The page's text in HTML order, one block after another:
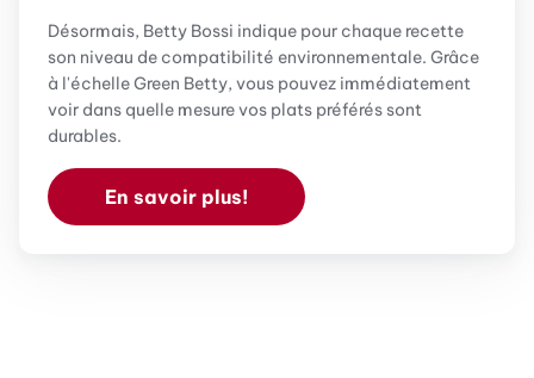
Désormais, Betty Bossi indique pour chaque recette
son niveau de compatibilité environnementale. Grâce
à l'échelle Green Betty, vous pouvez immédiatement
voir dans quelle mesure vos plats préférés sont
durables.
En savoir plus!